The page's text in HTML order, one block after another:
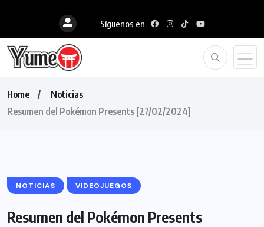
Síguenos en
Home
Noticias
Resumen del Pokémon Presents [27/02/2024]
NOTICIAS VIDEOJUEGOS
Resumen del Pokémon Presents